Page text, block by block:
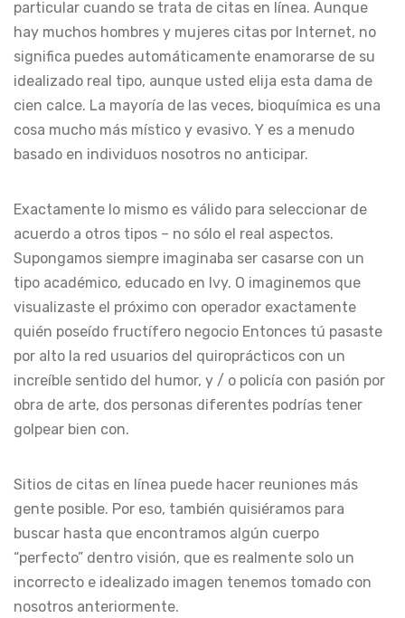
particular cuando se trata de citas en línea. Aunque
hay muchos hombres y mujeres citas por Internet, no
significa puedes automáticamente enamorarse de su
idealizado real tipo, aunque usted elija esta dama de
cien calce. La mayoría de las veces, bioquímica es una
cosa mucho más místico y evasivo. Y es a menudo
basado en individuos nosotros no anticipar.
Exactamente lo mismo es válido para seleccionar de
acuerdo a otros tipos – no sólo el real aspectos.
Supongamos siempre imaginaba ser casarse con un
tipo académico, educado en Ivy. O imaginemos que
visualizaste el próximo con operador exactamente
quién poseído fructífero negocio Entonces tú pasaste
por alto la red usuarios del quiroprácticos con un
increíble sentido del humor, y / o policía con pasión por
obra de arte, dos personas diferentes podrías tener
golpear bien con.
Sitios de citas en línea puede hacer reuniones más
gente posible. Por eso, también quisiéramos para
buscar hasta que encontramos algún cuerpo
“perfecto” dentro visión, que es realmente solo un
incorrecto e idealizado imagen tenemos tomado con
nosotros anteriormente.